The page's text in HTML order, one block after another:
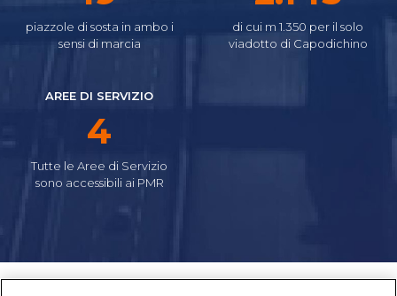
piazzole di sosta in ambo i
sensi di marcia
di cui m 1.350 per il solo
viadotto di Capodichino
AREE DI SERVIZIO
5
Tutte le Aree di Servizio
sono accessibili ai PMR